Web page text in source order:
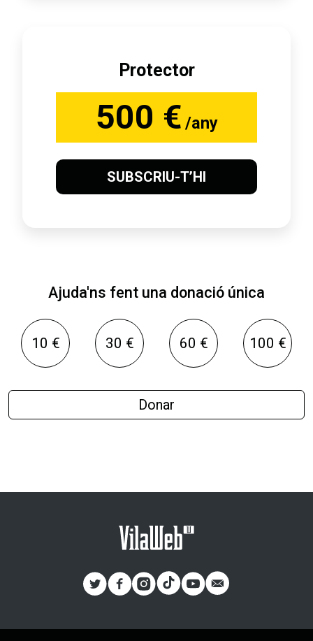
Protector
500 € /any
SUBSCRIU-T’HI
Ajuda'ns fent una donació única
10 € 30 € 60 € 100 €
Donar